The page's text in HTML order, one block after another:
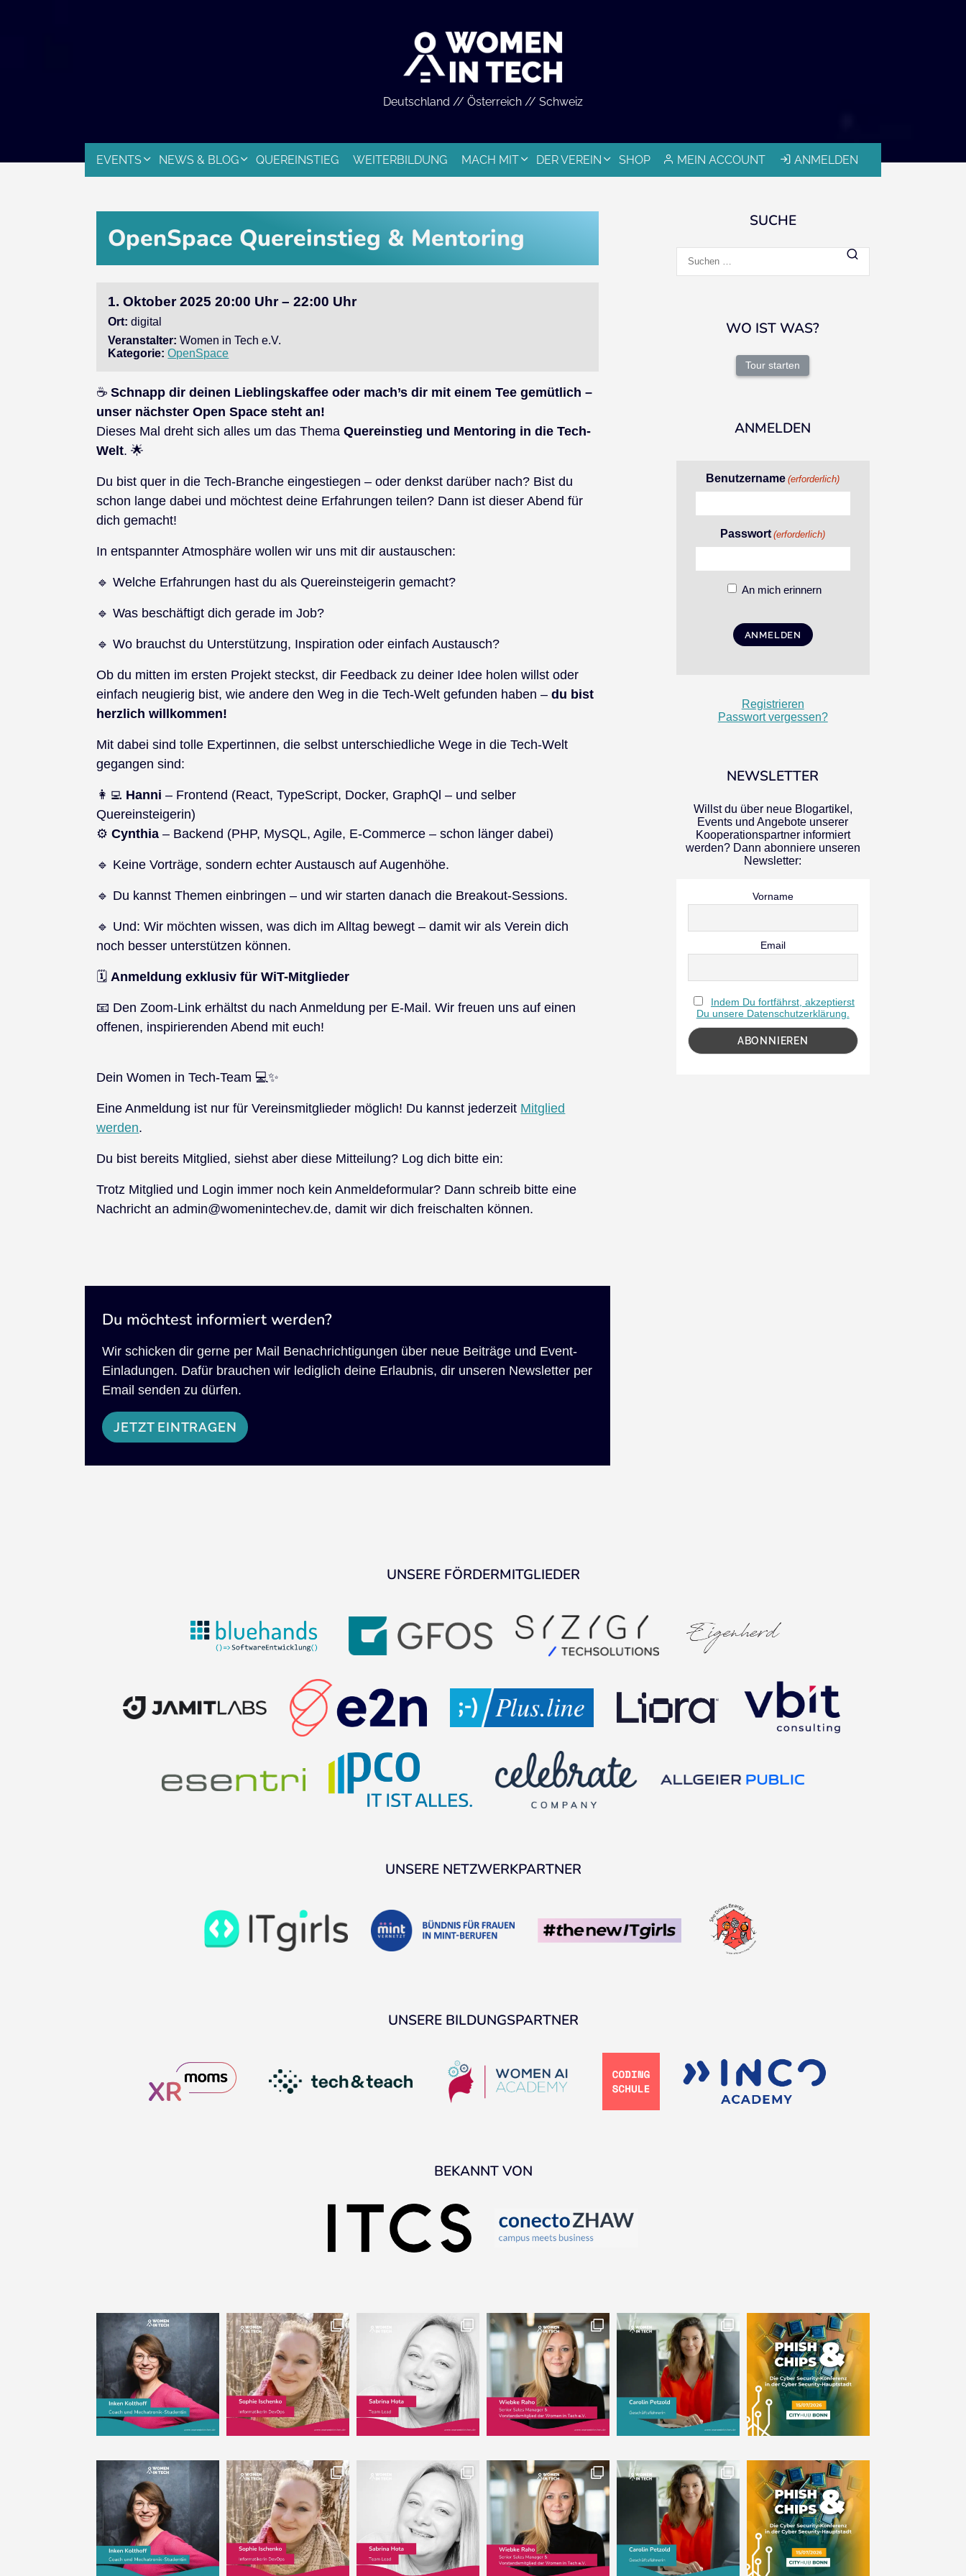
Deutschland // Österreich // Schweiz
MEIN ACCOUNT ANMELDEN
EVENTS NEWS & BLOG QUEREINSTIEG WEITERBILDUNG MACH MIT DER VEREIN SHOP
OpenSpace Quereinstieg & Mentoring
1. Oktober 2025 20:00 Uhr – 22:00 Uhr
Ort: digital
Veranstalter: Women in Tech e.V.
Kategorie: OpenSpace
☕Schnapp dir deinen Lieblingskaffee oder mach’s dir mit einem Tee gemütlich –
unser nächster Open Space steht an!
Dieses Mal dreht sich alles um das ThemaQuereinstieg und Mentoring in die Tech-
Welt. 🌟
Du bist quer in die Tech-Branche eingestiegen – oder denkst darüber nach? Bist du
schon lange dabei und möchtest deine Erfahrungen teilen? Dann ist dieser Abend für
dich gemacht!
In entspannter Atmosphäre wollen wir uns mit dir austauschen:
🔹 Welche Erfahrungen hast du als Quereinsteigerin gemacht?
🔹 Was beschäftigt dich gerade im Job?
🔹 Wo brauchst du Unterstützung, Inspiration oder einfach Austausch?
Ob du mitten im ersten Projekt steckst, dir Feedback zu deiner Idee holen willst oder
einfach neugierig bist, wie andere den Weg in die Tech-Welt gefunden haben –du bist
herzlich willkommen!
Mit dabei sind tolle Expertinnen, die selbst unterschiedliche Wege in die Tech-Welt
gegangen sind:
👩‍💻 Hanni – Frontend (React, TypeScript, Docker, GraphQl – und selber
Quereinsteigerin)
⚙️Cynthia – Backend (PHP, MySQL, Agile, E-Commerce – schon länger dabei)
🔹 Keine Vorträge, sondern echter Austausch auf Augenhöhe.
🔹 Du kannst Themen einbringen – und wir starten danach die Breakout-Sessions.
🔹 Und: Wir möchten wissen, was dich im Alltag bewegt – damit wir als Verein dich
noch besser unterstützen können.
🗓️ Anmeldung exklusiv für WiT-Mitglieder
📧 Den Zoom-Link erhältst du nach Anmeldung per E-Mail. Wir freuen uns auf einen
offenen, inspirierenden Abend mit euch!
Dein Women in Tech-Team 💻✨
Eine Anmeldung ist nur für Vereinsmitglieder möglich! Du kannst jederzeit Mitglied
werden.
Du bist bereits Mitglied, siehst aber diese Mitteilung? Log dich bitte ein:
Trotz Mitglied und Login immer noch kein Anmeldeformular? Dann schreib bitte eine
Nachricht an admin@womenintechev.de, damit wir dich freischalten können.
Du möchtest informiert werden?
Wir schicken dir gerne per Mail Benachrichtigungen über neue Beiträge und Event-
Einladungen. Dafür brauchen wir lediglich deine Erlaubnis, dir unseren Newsletter per
Email senden zu dürfen.
JETZT EINTRAGEN
SUCHE
nach:
WO IST WAS?
Tour starten
ANMELDEN
Benutzername (erforderlich)
Passwort (erforderlich)
An mich erinnern
Registrieren
Passwort vergessen?
NEWSLETTER
Willst du über neue Blogartikel,
Events und Angebote unserer
Kooperationspartner informiert
werden? Dann abonniere unseren
Newsletter:
Vorname
Email
Indem Du fortfährst, akzeptierst
Du unsere Datenschutzerklärung.
UNSERE FÖRDERMITGLIEDER
UNSERE NETZWERKPARTNER
UNSERE BILDUNGSPARTNER
BEKANNT VON